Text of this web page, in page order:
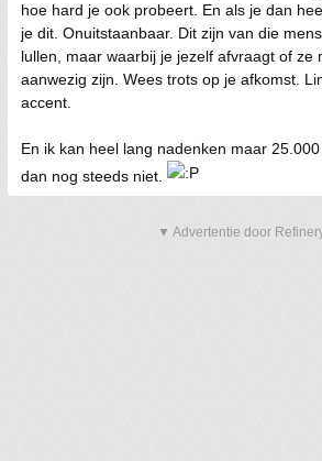
hoe hard je ook probeert. En als je dan
je dit. Onuitstaanbaar. Dit zijn van die
lullen, maar waarbij je jezelf afvraagt of ze
aanwezig zijn. Wees trots op je afkomst.
accent.
En ik kan heel lang nadenken maar
dan nog steeds niet.
▼ Advertentie door